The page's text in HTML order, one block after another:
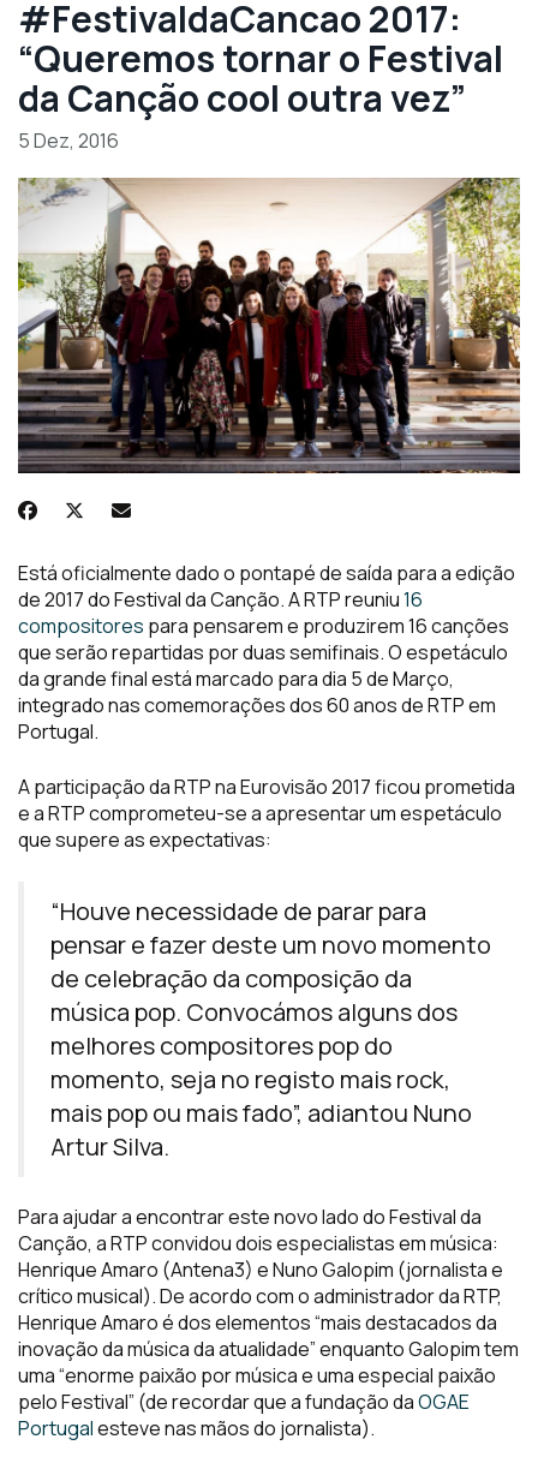
#FestivaldaCancao 2017:
“Queremos tornar o Festival
da Canção cool outra vez”
5 Dez, 2016
Está oficialmente dado o pontapé de saída para a edição
de 2017 do Festival da Canção. A RTP reuniu16
compositores para pensarem e produzirem 16 canções
que serão repartidas por duas semifinais. O espetáculo
da grande final está marcado para dia 5 de Março,
integrado nas comemorações dos 60 anos de RTP em
Portugal.
A participação da RTP na Eurovisão 2017 ficou prometida
e a RTP comprometeu-se a apresentar um espetáculo
que supere as expectativas:
“Houve necessidade de parar para
pensar e fazer deste um novo momento
de celebração da composição da
música pop. Convocámos alguns dos
melhores compositores pop do
momento, seja no registo mais rock,
mais pop ou mais fado”, adiantou Nuno
Artur Silva.
Para ajudar a encontrar este novo lado do Festival da
Canção, a RTP convidou dois especialistas em música:
Henrique Amaro (Antena3) e Nuno Galopim (jornalista e
crítico musical). De acordo com o administrador da RTP,
Henrique Amaro é dos elementos “mais destacados da
inovação da música da atualidade” enquanto Galopim tem
uma “enorme paixão por música e uma especial paixão
pelo Festival” (de recordar que a fundação daOGAE
Portugalesteve nas mãos do jornalista).